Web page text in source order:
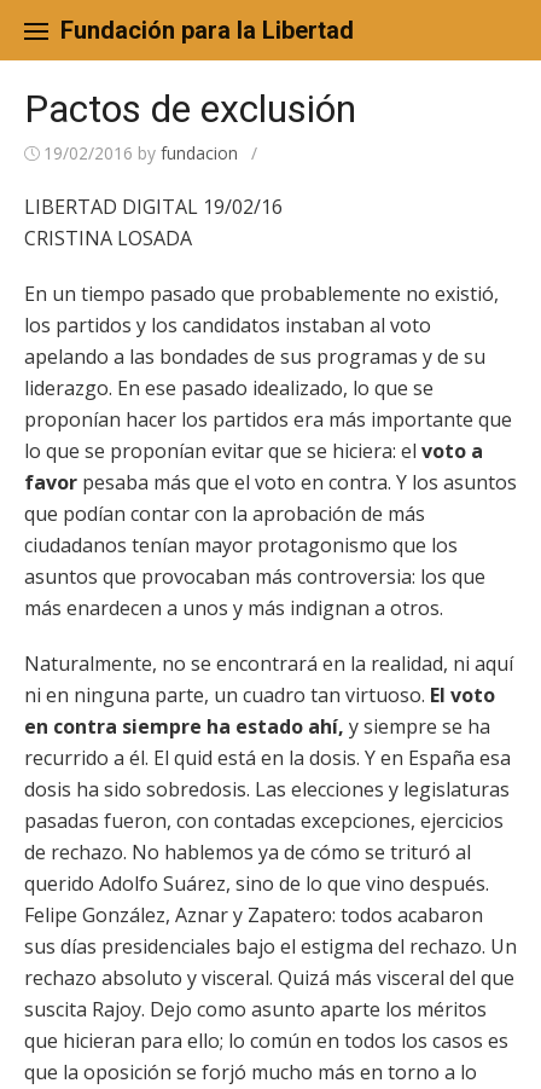
content
Fundación para la Libertad
Pactos de exclusión
19/02/2016 by fundacion /
LIBERTAD DIGITAL 19/02/16
CRISTINA LOSADA
En un tiempo pasado que probablemente no existió,
los partidos y los candidatos instaban al voto
apelando a las bondades de sus programas y de su
liderazgo. En ese pasado idealizado, lo que se
proponían hacer los partidos era más importante que
lo que se proponían evitar que se hiciera: el voto a
favor pesaba más que el voto en contra. Y los asuntos
que podían contar con la aprobación de más
ciudadanos tenían mayor protagonismo que los
asuntos que provocaban más controversia: los que
más enardecen a unos y más indignan a otros.
Naturalmente, no se encontrará en la realidad, ni aquí
ni en ninguna parte, un cuadro tan virtuoso. El voto
en contra siempre ha estado ahí, y siempre se ha
recurrido a él. El quid está en la dosis. Y en España esa
dosis ha sido sobredosis. Las elecciones y legislaturas
pasadas fueron, con contadas excepciones, ejercicios
de rechazo. No hablemos ya de cómo se trituró al
querido Adolfo Suárez, sino de lo que vino después.
Felipe González, Aznar y Zapatero: todos acabaron
sus días presidenciales bajo el estigma del rechazo. Un
rechazo absoluto y visceral. Quizá más visceral del que
suscita Rajoy. Dejo como asunto aparte los méritos
que hicieran para ello; lo común en todos los casos es
que la oposición se forjó mucho más en torno a lo